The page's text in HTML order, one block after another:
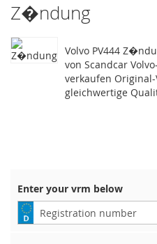
Z�ndung
Volvo PV444
von Scandcar
verkaufen
gleichwertige
Enter your vrm below